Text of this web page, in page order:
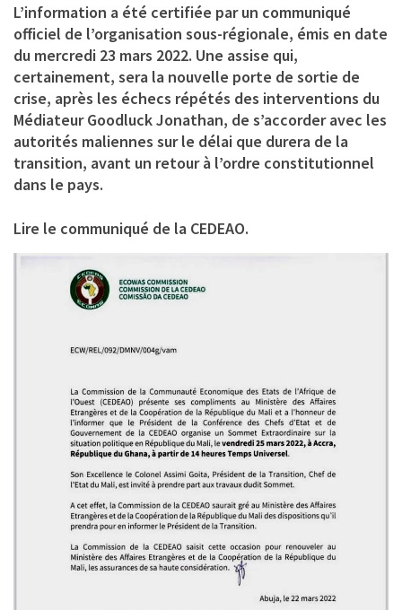
L’information a été certifiée par un communiqué
officiel de l’organisation sous-régionale, émis en date
du mercredi 23 mars 2022. Une assise qui,
certainement, sera la nouvelle porte de sortie de
crise, après les échecs répétés des interventions du
Médiateur Goodluck Jonathan, de s’accorder avec les
autorités maliennes sur le délai que durera de la
transition, avant un retour à l’ordre constitutionnel
dans le pays.
Lire le communiqué de la CEDEAO.